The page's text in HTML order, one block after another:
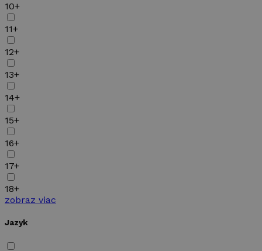
10+
11+
12+
13+
14+
15+
16+
17+
18+
zobraz viac
Jazyk